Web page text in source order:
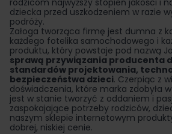
rodzicom najwyższy stopień jakości i
dziecka przed uszkodzeniem w razie
podróży.
Załoga tworząca firmę jest dumna z
każdego fotelika samochodowego i
produktu, który powstaje pod nazwą
sprawą przywiązania producenta
standardów projektowania,
bezpieczeństwa dzieci. Czerpiąc z
doświadczenia, które marka zdobyła
jest w stanie tworzyć z oddaniem i
zaspokajające potrzeby rodziców,
naszym sklepie internetowym
dobrej, niskiej cenie.